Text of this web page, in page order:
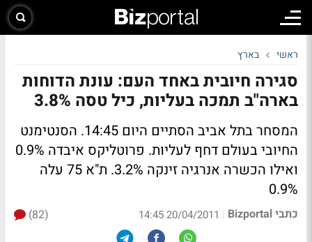
ראשי בארץ
סגירה חיובית באחד העם: עונת הדוחות
בארה"ב תמכה בעליות, כיל טסה 3.8%
המסחר בתל אביב הסתיים היום 14:45. הסנטימנט
החיובי בעולם דחף לעליות. פרוטליקס איבדה 0.9%
ואילו הכשרה אנרגיה זינקה 3.2%. ת"א 75 עלה
0.9%
כתבי Bizportal |
20/04/2011 14:45
(82)